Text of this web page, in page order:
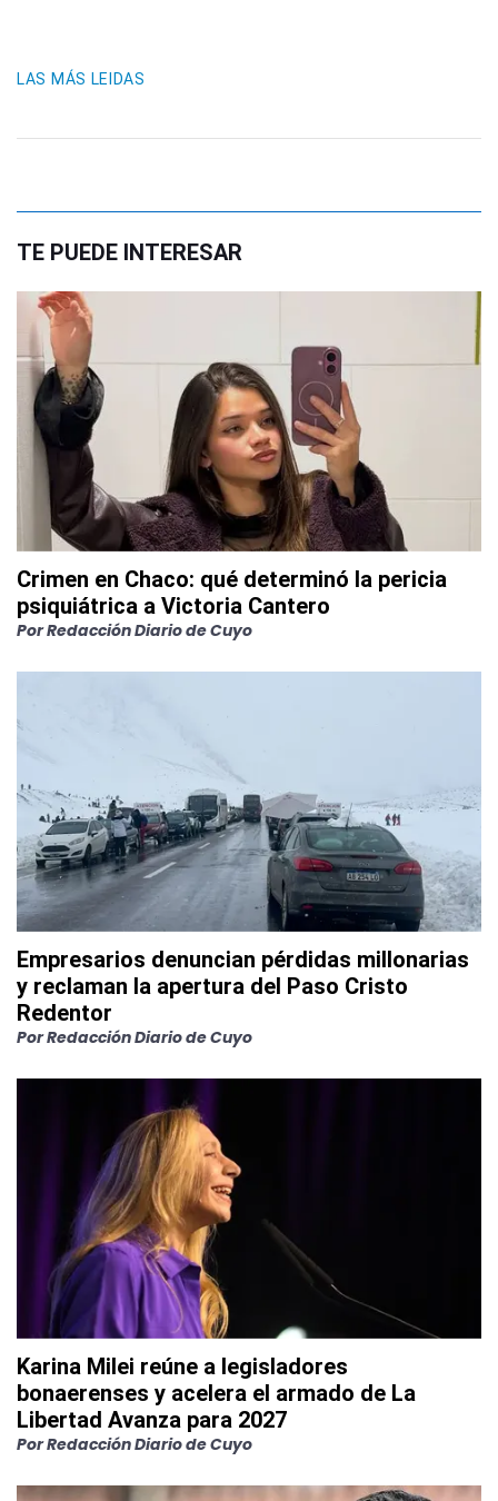
LAS MÁS LEIDAS
TE PUEDE INTERESAR
Crimen en Chaco: qué determinó la pericia
psiquiátrica a Victoria Cantero
PorRedacción Diario de Cuyo
Empresarios denuncian pérdidas millonarias
y reclaman la apertura del Paso Cristo
Redentor
PorRedacción Diario de Cuyo
Karina Milei reúne a legisladores
bonaerenses y acelera el armado de La
Libertad Avanza para 2027
PorRedacción Diario de Cuyo